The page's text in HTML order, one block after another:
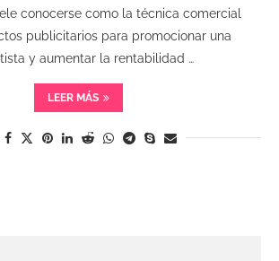
conocerse como la técnica comercial
publicitarios para promocionar una
y aumentar la rentabilidad …
LEER MÁS